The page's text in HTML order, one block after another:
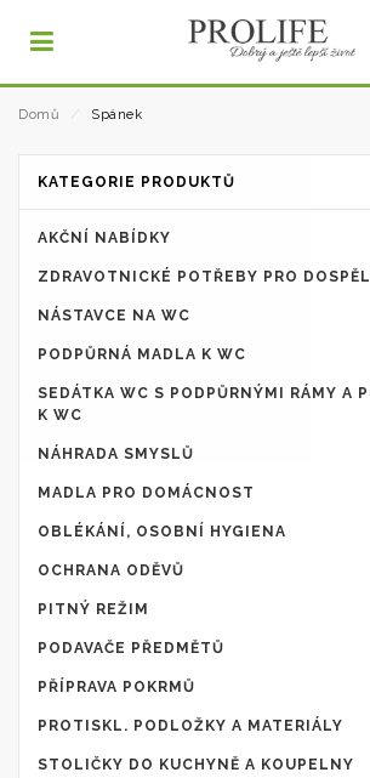
Domů Spánek
KATEGORIE PRODUKTŮ
AKČNÍ NABÍDKY
ZDRAVOTNICKÉ POTŘEBY PRO
NÁSTAVCE NA WC
PODPŮRNÁ MADLA K WC
SEDÁTKA WC S PODPŮRNÝMI RÁMY A
K WC
NÁHRADA SMYSLŮ
MADLA PRO DOMÁCNOST
OBLÉKÁNÍ, OSOBNÍ HYGIENA
OCHRANA ODĚVŮ
PITNÝ REŽIM
PODAVAČE PŘEDMĚTŮ
PŘÍPRAVA POKRMŮ
PROTISKL. PODLOŽKY A MATERIÁLY
STOLIČKY DO KUCHYNĚ A KOUPELNY